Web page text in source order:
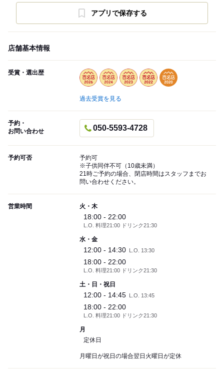
アプリで保存する
店舗基本情報
受賞・選出歴
過去受賞を見る
予約・
お問い合わせ
050-5593-4728
予約可否
予約可
※子供同伴不可（10歳未満）
21時ご予約の場合、閉店時間はスタッフまでお
問い合わせください。
営業時間 火・木
18:00 - 22:00
L.O. 料理21:00 ドリンク21:30
水・金
12:00 - 14:30 L.O. 13:30
18:00 - 22:00
L.O. 料理21:00 ドリンク21:30
土・日・祝日
12:00 - 14:45 L.O. 13:45
18:00 - 22:00
L.O. 料理21:00 ドリンク21:30
月
定休日
月曜日が祝日の場合翌日火曜日が定休